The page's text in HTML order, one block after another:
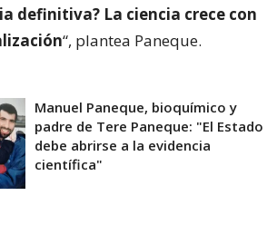
definitiva? La ciencia crece con
“, plantea Paneque.
Manuel Paneque, bioquímico y
padre de Tere Paneque: "El Estado
debe abrirse a la evidencia
científica"